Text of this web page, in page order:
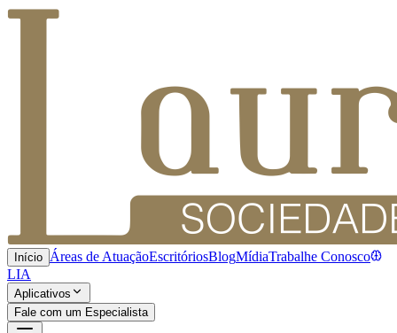
Início Áreas de AtuaçãoEscritóriosBlogMídiaTrabalhe Conosco
LIA
Aplicativos
Fale com um Especialista